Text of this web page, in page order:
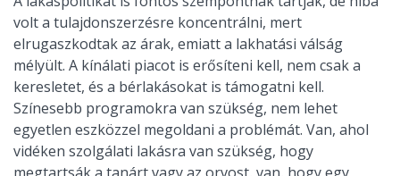
volt a tulajdonszerzésre koncentrálni, mert
elrugaszkodtak az árak, emiatt a lakhatási válság
mélyült. A kínálati piacot is erősíteni kell, nem csak a
keresletet, és a bérlakásokat is támogatni kell.
Színesebb programokra van szükség, nem lehet
egyetlen eszközzel megoldani a problémát. Van, ahol
vidéken szolgálati lakásra van szükség, hogy